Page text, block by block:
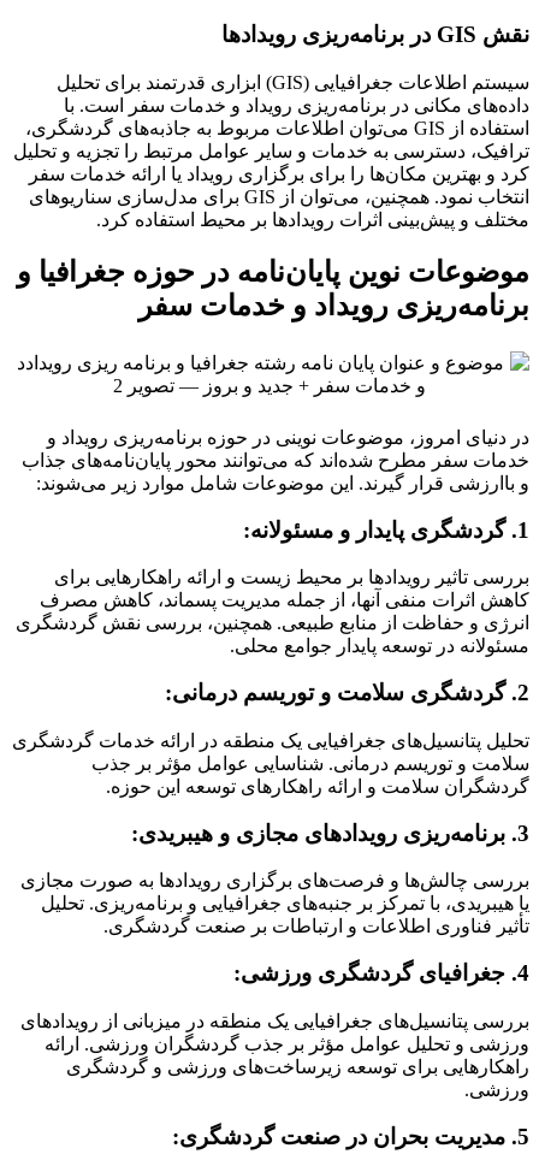
نقش GIS در برنامه‌ریزی رویدادها
سیستم اطلاعات جغرافیایی (GIS) ابزاری قدرتمند برای تحلیل
داده‌های مکانی در برنامه‌ریزی رویداد و خدمات سفر است. با
استفاده از GIS می‌توان اطلاعات مربوط به جاذبه‌های گردشگری،
ترافیک، دسترسی به خدمات و سایر عوامل مرتبط را تجزیه و تحلیل
کرد و بهترین مکان‌ها را برای برگزاری رویداد یا ارائه خدمات سفر
انتخاب نمود. همچنین، می‌توان از GIS برای مدل‌سازی سناریوهای
مختلف و پیش‌بینی اثرات رویدادها بر محیط استفاده کرد.
موضوعات نوین پایان‌نامه در حوزه جغرافیا و
برنامه‌ریزی رویداد و خدمات سفر
در دنیای امروز، موضوعات نوینی در حوزه برنامه‌ریزی رویداد و
خدمات سفر مطرح شده‌اند که می‌توانند محور پایان‌نامه‌های جذاب
و باارزشی قرار گیرند. این موضوعات شامل موارد زیر می‌شوند:
1. گردشگری پایدار و مسئولانه:
بررسی تاثیر رویدادها بر محیط زیست و ارائه راهکارهایی برای
کاهش اثرات منفی آنها، از جمله مدیریت پسماند، کاهش مصرف
انرژی و حفاظت از منابع طبیعی. همچنین، بررسی نقش گردشگری
مسئولانه در توسعه پایدار جوامع محلی.
2. گردشگری سلامت و توریسم درمانی:
تحلیل پتانسیل‌های جغرافیایی یک منطقه در ارائه خدمات گردشگری
سلامت و توریسم درمانی. شناسایی عوامل مؤثر بر جذب
گردشگران سلامت و ارائه راهکارهای توسعه این حوزه.
3. برنامه‌ریزی رویدادهای مجازی و هیبریدی:
بررسی چالش‌ها و فرصت‌های برگزاری رویدادها به صورت مجازی
یا هیبریدی، با تمرکز بر جنبه‌های جغرافیایی و برنامه‌ریزی. تحلیل
تأثیر فناوری اطلاعات و ارتباطات بر صنعت گردشگری.
4. جغرافیای گردشگری ورزشی:
بررسی پتانسیل‌های جغرافیایی یک منطقه در میزبانی از رویدادهای
ورزشی و تحلیل عوامل مؤثر بر جذب گردشگران ورزشی. ارائه
راهکارهایی برای توسعه زیرساخت‌های ورزشی و گردشگری
ورزشی.
5. مدیریت بحران در صنعت گردشگری: